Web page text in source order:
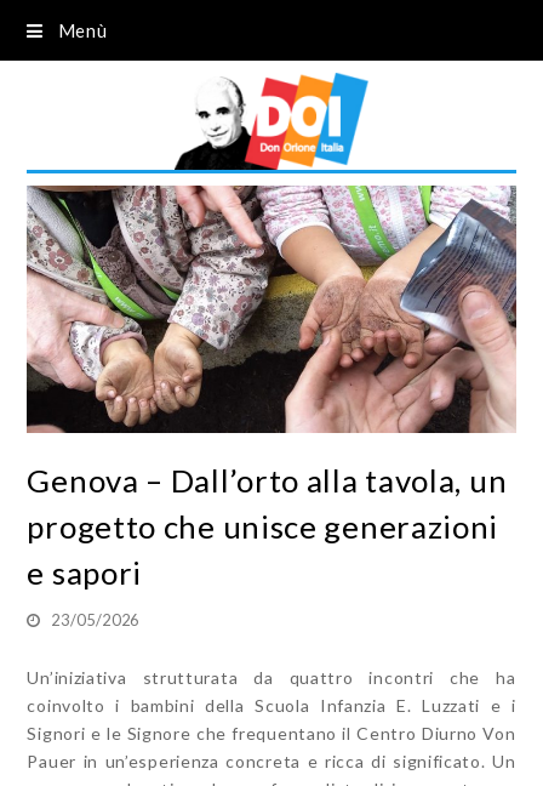
Menù
Genova – Dall’orto alla tavola, un
progetto che unisce generazioni
e sapori
23/05/2026
Un’iniziativa strutturata da quattro incontri che ha
coinvolto i bambini della Scuola Infanzia E. Luzzati e i
Signori e le Signore che frequentano il Centro Diurno Von
Pauer in un’esperienza concreta e ricca di significato. Un